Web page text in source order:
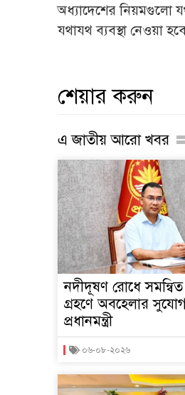
অধ্যাদেশের নিয়মগুলো
যথাযথ ব্যবস্থা নেওয়া
শেয়ার করুন
এ জাতীয় আরো খবর
নদীদূষণ রোধে
গ্রহণে অবহেলার
প্রধানমন্ত্রী
০৬-০৮-২০২৬